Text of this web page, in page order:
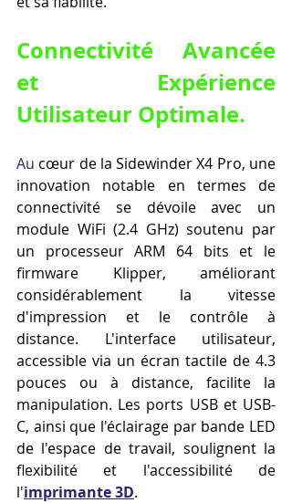
Connectivité Avancée
et Expérience
Utilisateur Optimale.
Au cœur de la Sidewinder X4 Pro, une
innovation notable en termes de
connectivité se dévoile avec un
module WiFi (2.4 GHz) soutenu par
un processeur ARM 64 bits et le
firmware Klipper, améliorant
considérablement la vitesse
d'impression et le contrôle à
distance. L'interface utilisateur,
accessible via un écran tactile de 4.3
pouces ou à distance, facilite la
manipulation. Les ports USB et USB-
C, ainsi que l'éclairage par bande LED
de l'espace de travail, soulignent la
flexibilité et l'accessibilité de
l'imprimante 3D.